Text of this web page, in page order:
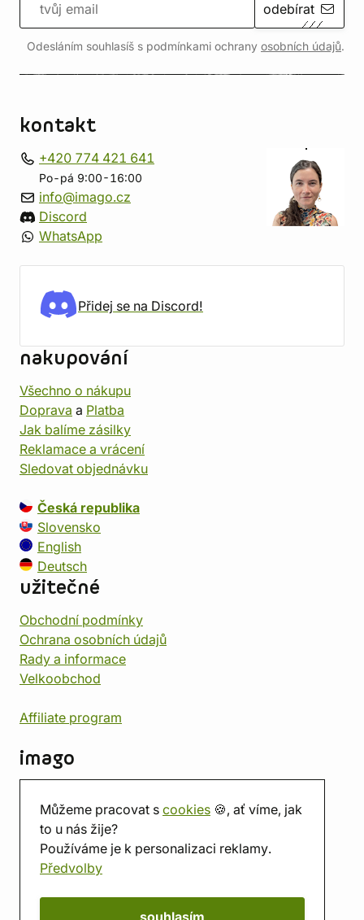
Můžeme pracovat s cookies 🍪, ať víme, jak
to u nás žije?
Používáme je k personalizaci reklamy.
Předvolby
souhlasím
odebírat
Odesláním souhlasíš s podmínkami ochrany osobních údajů.
kontakt
+420 774 421 641
Po-pá 9:00-16:00
info@imago.cz
Discord
WhatsApp
Přidej se na Discord!
nakupování
Všechno o nákupu
Doprava a Platba
Jak balíme zásilky
Reklamace a vrácení
Sledovat objednávku
Česká republika
Slovensko
English
Deutsch
užitečné
Obchodní podmínky
Ochrana osobních údajů
Rady a informace
Velkoobchod
Affiliate program
imago
Prodejna
Herna
O nás
Hodnocení obchodu